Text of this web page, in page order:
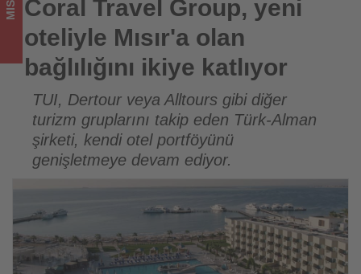
Tourexpi,
sizler
için
turizmde
olup
bitenleri
takip
ediyor!
Coral Travel Group, yeni oteliyle Mısır'a olan bağlılığını ikiye
katlıyor
Coral Travel Group, yeni
oteliyle Mısır'a olan
bağlılığını ikiye katlıyor
TUI, Dertour veya Alltours gibi diğer
turizm gruplarını takip eden Türk-Alman
şirketi, kendi otel portföyünü
genişletmeye devam ediyor.